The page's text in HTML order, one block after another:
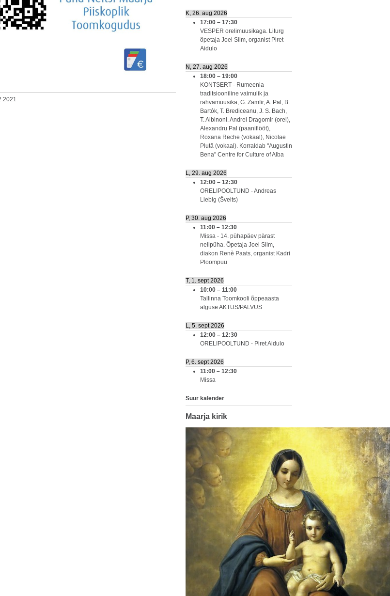
K, 26. aug 2026
17:00 – 17:30
VESPER orelimuusikaga. Liturg
õpetaja Joel Siim, organist Piret
Aidulo
N, 27. aug 2026
18:00 – 19:00
KONTSERT - Rumeenia
traditsiooniline vaimulik ja
rahvamuusika, G. Zamfir, A. Pal, B.
Bartók, T. Brediceanu, J. S. Bach,
T. Albinoni. Andrei Dragomir (orel),
Alexandru Pal (paaniflööt),
Roxana Reche (vokaal), Nicolae
Plută (vokaal). Korraldab "Augustin
Bena" Centre for Culture of Alba
L, 29. aug 2026
12:00 – 12:30
ORELIPOOLTUND - Andreas
Liebig (Šveits)
P, 30. aug 2026
11:00 – 12:30
Missa - 14. pühapäev pärast
nelipüha. Õpetaja Joel Siim,
diakon Renè Paats, organist Kadri
Ploompuu
T, 1. sept 2026
10:00 – 11:00
Tallinna Toomkooli õppeaasta
alguse AKTUS/PALVUS
L, 5. sept 2026
12:00 – 12:30
ORELIPOOLTUND - Piret Aidulo
P, 6. sept 2026
11:00 – 12:30
Missa
Suur kalender
Maarja kirik